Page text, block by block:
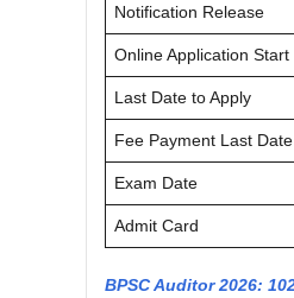
Notification Release
Online Application Start
Last Date to Apply
Fee Payment Last Date
Exam Date
Admit Card
BPSC Auditor 2026: 102